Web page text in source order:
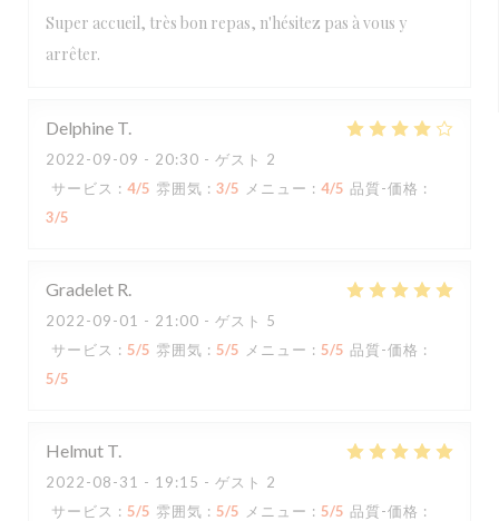
Super accueil, très bon repas, n'hésitez pas à vous y
arrêter.
Delphine T
2022-09-09 - 20:30 - ゲスト 2
サービス : 4/5 雰囲気 : 3/5 メニュー : 4/5 品質-価格 :
3/5
Gradelet R
2022-09-01 - 21:00 - ゲスト 5
サービス : 5/5 雰囲気 : 5/5 メニュー : 5/5 品質-価格 :
5/5
Helmut T
2022-08-31 - 19:15 - ゲスト 2
サービス : 5/5 雰囲気 : 5/5 メニュー : 5/5 品質-価格 :